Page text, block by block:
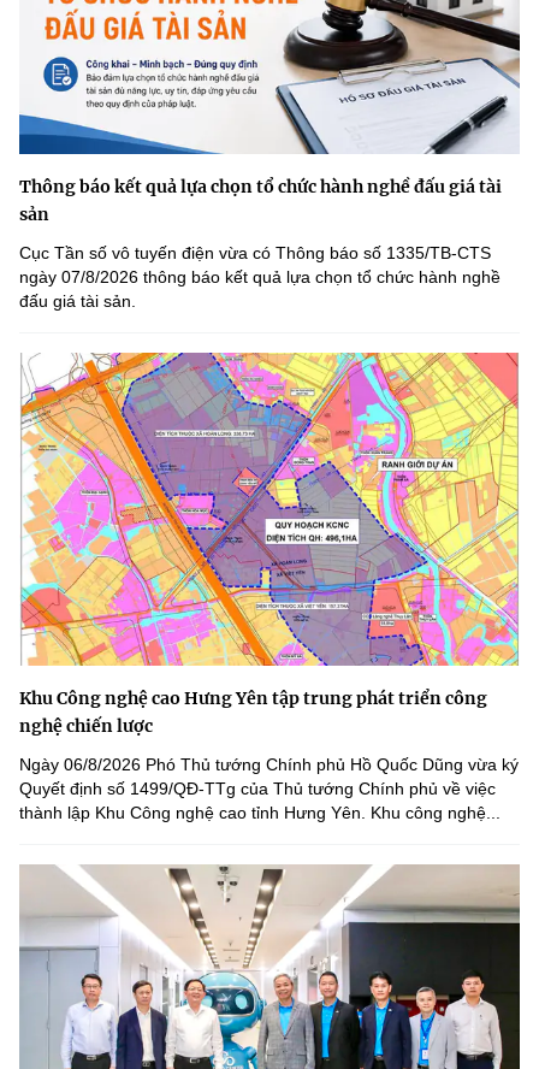
Thông báo kết quả lựa chọn tổ chức hành nghề đấu giá tài
sản
Cục Tần số vô tuyến điện vừa có Thông báo số 1335/TB-CTS
ngày 07/8/2026 thông báo kết quả lựa chọn tổ chức hành nghề
đấu giá tài sản.
Khu Công nghệ cao Hưng Yên tập trung phát triển công
nghệ chiến lược
Ngày 06/8/2026 Phó Thủ tướng Chính phủ Hồ Quốc Dũng vừa ký
Quyết định số 1499/QĐ-TTg của Thủ tướng Chính phủ về việc
thành lập Khu Công nghệ cao tỉnh Hưng Yên. Khu công nghệ...